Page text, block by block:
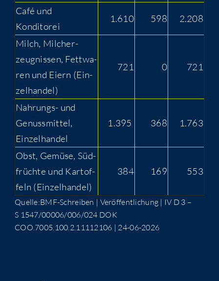
Café und
Konditorei
1.610 598 2.208
Milch, Milch­er­
zeug­nis­sen, Fett­wa­
ren und Eiern (Ein­
zel­han­del)
721 0 721
Nah­rungs- und
Genuss­mit­tel,
Einzelhandel
1.395 368 1.763
Obst, Gemü­se, Süd­
früch­te und Kar­tof­
feln (Ein­zel­han­del)
384 169 553
Quelle:BMF-Schreiben | Ver­öf­fent­li­chung | IV D 3 –
S 1547/00006/006/024 DOK
COO.7005.100.2.11112106 | 24-06-2026